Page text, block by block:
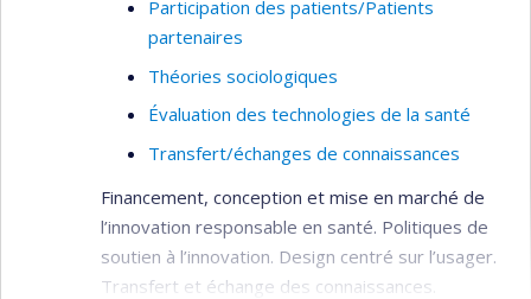
des personnes et l’élaboration d’un plan de
services individualisé, un outil unique d’évaluation
et un système d’information partageable.
Il travaille actuellement au financement et à la
gestion des soins de longue durée,
particulièrement le soutien à domicile. Il se
préoccupe du transfert de connaissances de la
recherche vers l’organisation des services et des
politiques publiques.
Participation des patients/Patients
partenaires
Théories sociologiques
Évaluation des technologies de la santé
Transfert/échanges de connaissances
Financement, conception et mise en marché de
l’innovation responsable en santé. Politiques de
soutien à l’innovation. Design centré sur l’usager.
Transfert et échange des connaissances.